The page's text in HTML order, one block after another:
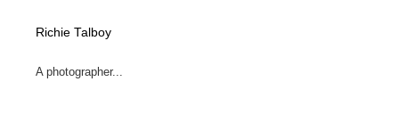
Richie Talboy
A photographer...